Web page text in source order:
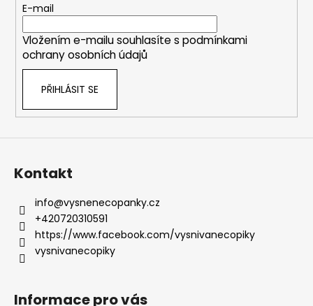
E-mail
Vložením e-mailu souhlasíte s podmínkami
ochrany osobních údajů
PŘIHLÁSIT SE
Kontakt
info@vysnenecopanky.cz
+420720310591
https://www.facebook.com/vysnivanecopiky
vysnivanecopiky
Informace pro vás